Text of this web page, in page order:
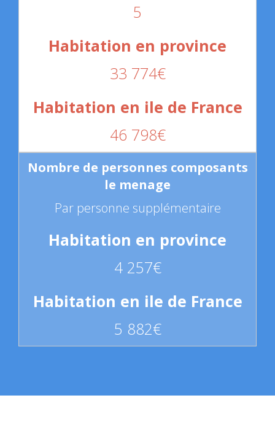
5
33 774€
46 798€
Par personne supplémentaire
4 257€
5 882€